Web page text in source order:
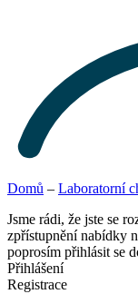
Domů – Laboratorní
Jsme rádi, že jste se
zpřístupnění nabídky
poprosím přihlásit se
Přihlášení
Registrace